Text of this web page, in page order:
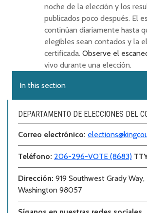
noche de la elección y los
publicados poco después. El
continúan diariamente hasta
elegibles sean contados y la
certificada. Observe el
vivo durante una elección.
In this section
DEPARTAMENTO DE ELECCIONES DEL
Correo electrónico:
Teléfono: 206-296-VOTE (8683)
Dirección: 919 Southwest Grady
Washington 98057